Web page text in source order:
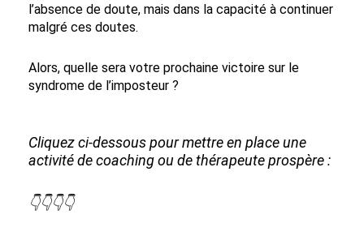
l’absence de doute, mais dans la capacité à continuer
malgré ces doutes.
Alors, quelle sera votre prochaine victoire sur le
syndrome de l’imposteur ?
Cliquez ci-dessous pour mettre en place une
activité de coaching ou de thérapeute prospère :
👇👇👇👇